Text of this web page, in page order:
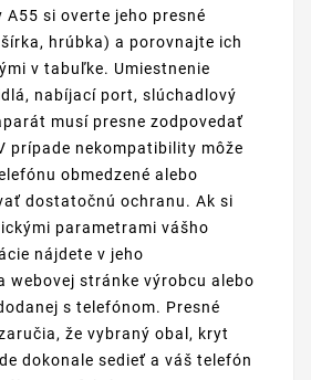
A55 si overte jeho presné
hrúbka) a porovnajte ich
v tabuľke. Umiestnenie
nabíjací port, slúchadlový
musí presne zodpovedať
prípade nekompatibility môže
obmedzené alebo
dostatočnú ochranu. Ak si
parametrami vášho
nájdete v jeho
webovej stránke výrobcu alebo
s telefónom. Presné
že vybraný obal, kryt
dokonale sedieť a váš telefón